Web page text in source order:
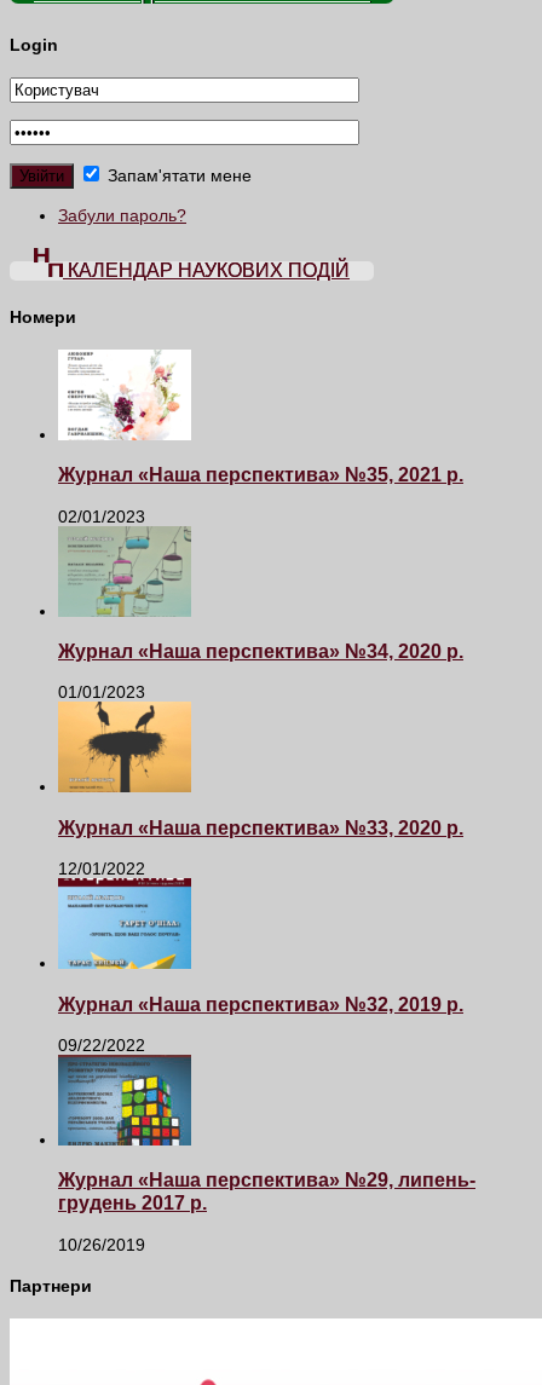
Login
Запам'ятати мене
Забули пароль?
КАЛЕНДАР НАУКОВИХ ПОДІЙ
Номери
Журнал «Наша перспектива» №35, 2021 р.
02/01/2023
Журнал «Наша перспектива» №34, 2020 р.
01/01/2023
Журнал «Наша перспектива» №33, 2020 р.
12/01/2022
Журнал «Наша перспектива» №32, 2019 р.
09/22/2022
Журнал «Наша перспектива» №29, липень-
грудень 2017 р.
10/26/2019
Партнери